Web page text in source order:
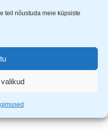
teil nõustuda meie küpsiste